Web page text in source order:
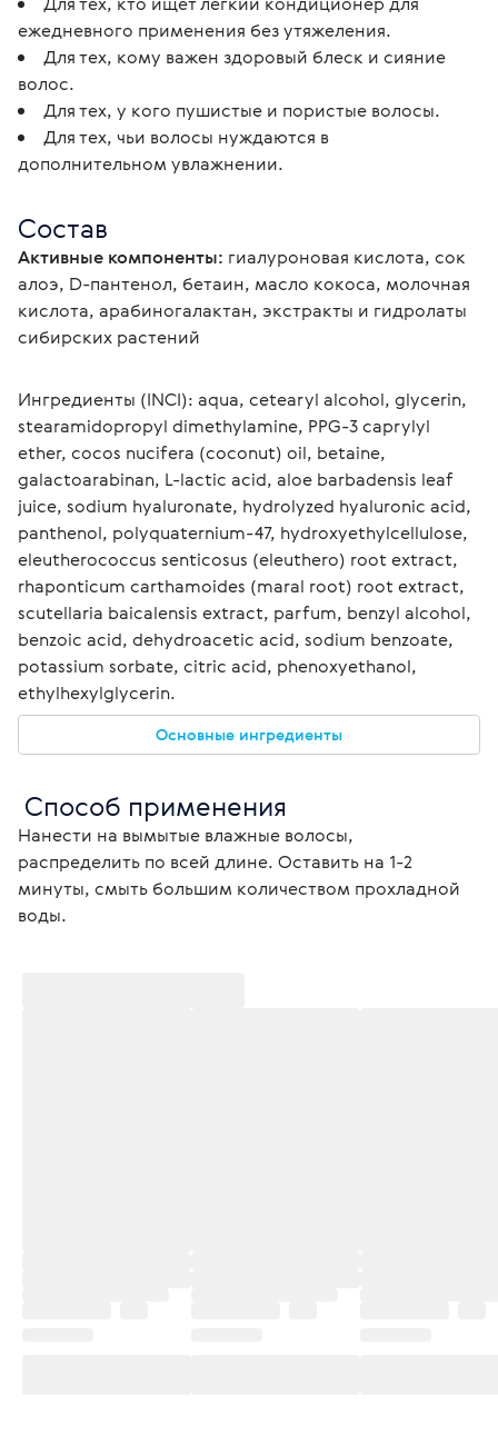
ежедневного применения без утяжеления.
Для тех, кому важен здоровый блеск и сияние
волос.
Для тех, у кого пушистые и пористые волосы.
Для тех, чьи волосы нуждаются в
дополнительном увлажнении.
Состав
Активные компоненты: гиалуроновая кислота, сок
алоэ, D-пантенол, бетаин, масло кокоса, молочная
кислота, арабиногалактан, экстракты и гидролаты
сибирских растений
Ингредиенты (INCI): aqua, сetearyl alcohol, glycerin,
stearamidopropyl dimethylamine, PPG-3 caprylyl
ether, cocos nucifera (coconut) oil, betaine,
galactoarabinan, L-lactic acid, aloe barbadensis leaf
juice, sodium hyaluronate, hydrolyzed hyaluronic acid,
panthenol, polyquaternium-47, hydroxyethylcellulose,
eleutherococcus senticosus (eleuthero) root extract,
rhaponticum carthamoides (maral root) root extract,
scutellaria baicalensis extract, parfum, benzyl alcohol,
benzoic acid, dehydroacetic acid, sodium benzoate,
potassium sorbate, citric acid, phenoxyethanol,
еthylhexylglycerin.
Основные ингредиенты
Способ применения
Нанести на вымытые влажные волосы,
распределить по всей длине. Оставить на 1-2
минуты, смыть большим количеством прохладной
воды.